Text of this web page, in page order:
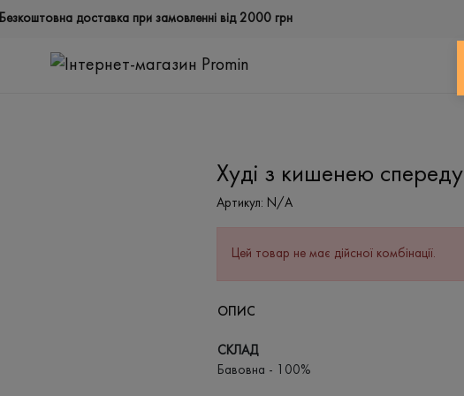
Безкоштовна доставка при замовленні від 2000 грн
Худі з кишенею спереду
Артикул: N/A
Цей товар не має дійсної комбінації.
ОПИС
СКЛАД
Бавовна - 100%